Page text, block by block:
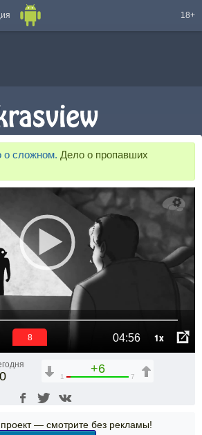
18+
о сложном. Дело о пропавших
04:56 1x
7
0
+6
1 7
— смотрите без рекламы!